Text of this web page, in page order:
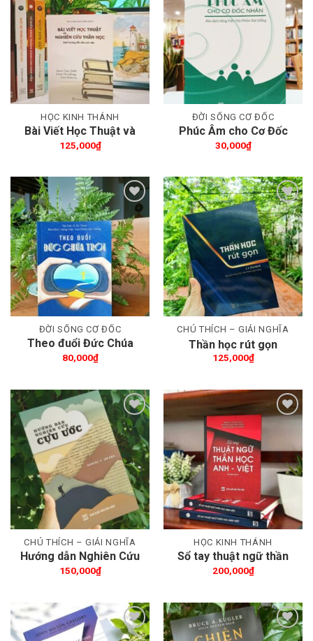
Thêm wishlist
HỌC KINH THÁNH
Bài Viết Học Thuật và
Nghiên Cứu Thần Học
125,000₫
Thêm wishlist
ĐỜI SỐNG CƠ ĐỐC
Phúc Âm cho Cơ Đốc
nhân
30,000₫
Thêm wishlist
ĐỜI SỐNG CƠ ĐỐC
Theo đuổi Đức Chúa
Trời
80,000₫
Thêm wishlist
CHÚ THÍCH – GIẢI NGHĨA
Thần học rút gọn
125,000₫
Thêm wishlist
CHÚ THÍCH – GIẢI NGHĨA
Hướng dẫn Nghiên Cứu
Cựu Ước
150,000₫
Thêm wishlist
HỌC KINH THÁNH
Sổ tay thuật ngữ thần
học Anh-Việt
200,000₫